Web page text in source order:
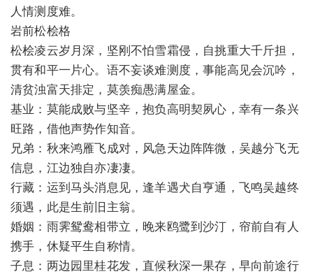
人情测度难。
岩前松桧格
松桧凌云岁月深，坚刚不怕雪霜侵，自挑重大千斤担，
贯有和平一片心。语不妄谈难测度，事能高见会沉吟，
清贫浊富天排定，莫羡痴愚满屋金。
基业：莫能成败与坚辛，抱负高明契夙心，幸有一条兴
旺路，借他声势作知音。
兄弟：秋来鸿雁飞成对，风急天边阵阵微，吴越分飞无
信息，江边独自亦凄凄。
行藏：运到马头消息见，逢羊遇犬自亨通，飞鸣吴越终
须遇，此是生前旧主翁。
婚姻：雨霁鸳鸯相带立，晚来鸥鹭到沙汀，帘前自有人
携手，休疑平生自称情。
子息：两边园里桂花发，直候秋深一果存，早向前途行